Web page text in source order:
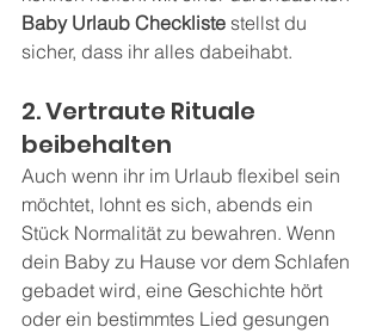
Baby Urlaub Checkliste stellst du
sicher, dass ihr alles dabeihabt.
2. Vertraute Rituale
beibehalten
Auch wenn ihr im Urlaub flexibel sein
möchtet, lohnt es sich, abends ein
Stück Normalität zu bewahren. Wenn
dein Baby zu Hause vor dem Schlafen
gebadet wird, eine Geschichte hört
oder ein bestimmtes Lied gesungen